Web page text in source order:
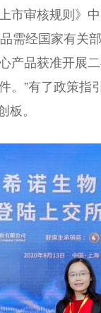
市审核规则》
需经国家有关
产品获准开展
。”有了政策
板。